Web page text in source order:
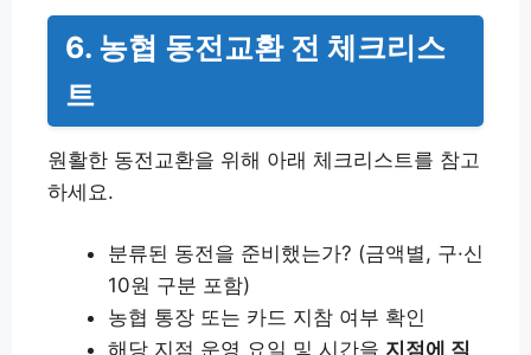
6. 농협 동전교환 전 체크리스
트
원활한 동전교환을 위해 아래 체크리스트를 참고
하세요.
분류된 동전을 준비했는가? (금액별, 구·신
10원 구분 포함)
농협 통장 또는 카드 지참 여부 확인
해당 지점 운영 요일 및 시간을 지점에 직